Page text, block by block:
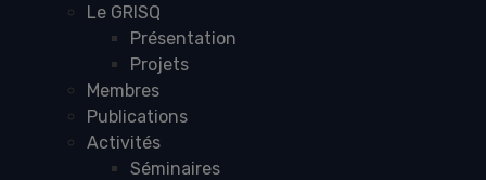
Le GRISQ
Présentation
Projets
Membres
Publications
Activités
Séminaires